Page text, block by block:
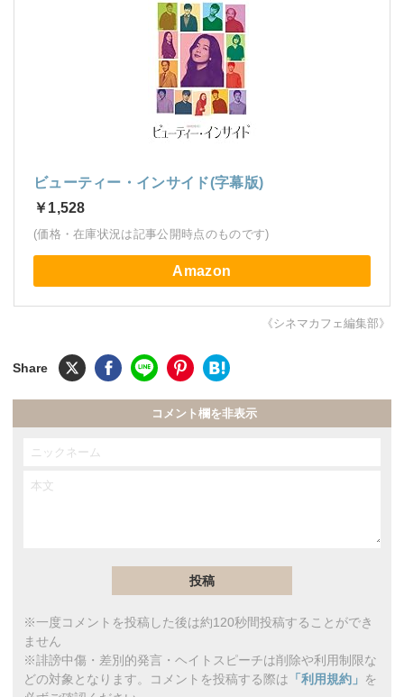
ビューティー・インサイド(字幕版)
￥1,528
(価格・在庫状況は記事公開時点のものです)
Amazon
《シネマカフェ編集部》
コメント欄を非表示
※一度コメントを投稿した後は約120秒間投稿することができ
ません
※誹謗中傷・差別的発言・ヘイトスピーチは削除や利用制限な
どの対象となります。コメントを投稿する際は 「利用規約」 を